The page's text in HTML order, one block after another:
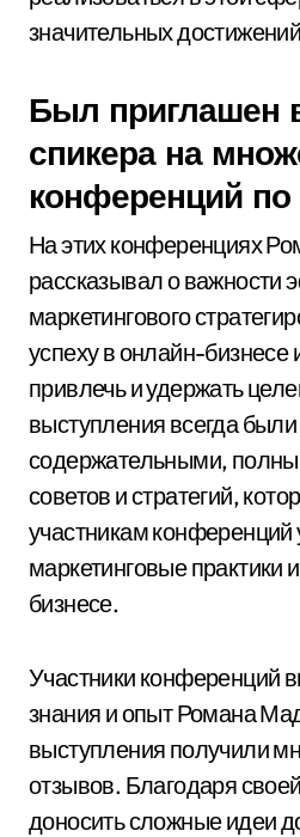
значительных
Был приглашен
спикера на
конференций по
На этих конференциях
рассказывал о важности
маркетингового
успеху в онлайн-бизнесе
привлечь и удержать
выступления всегда
содержательными,
советов и стратегий,
участникам конференций
маркетинговые практики
бизнесе.
Участники конференций
знания и опыт Романа
выступления получили
отзывов. Благодаря
доносить сложные идеи